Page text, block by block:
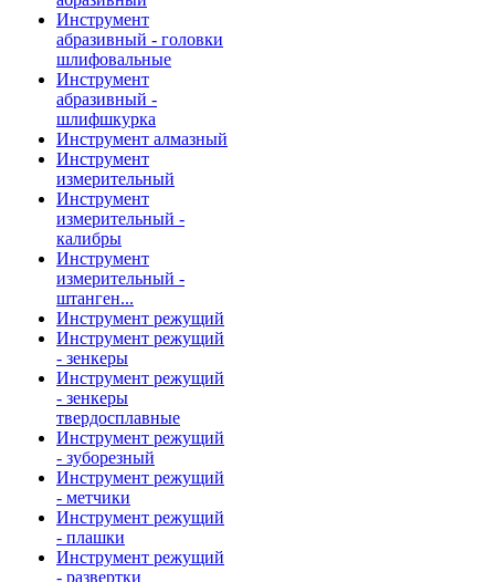
Инструмент
абразивный - головки
шлифовальные
Инструмент
абразивный -
шлифшкурка
Инструмент алмазный
Инструмент
измерительный
Инструмент
измерительный -
калибры
Инструмент
измерительный -
штанген...
Инструмент режущий
Инструмент режущий
- зенкеры
Инструмент режущий
- зенкеры
твердосплавные
Инструмент режущий
- зуборезный
Инструмент режущий
- метчики
Инструмент режущий
- плашки
Инструмент режущий
- развертки